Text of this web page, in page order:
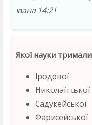
Івана 14:21
Якої науки
Іродової
Садукейської
Фарисейської